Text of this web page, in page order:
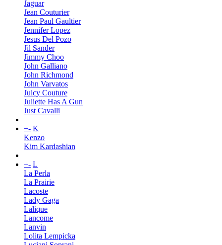
Jaguar
Jean Couturier
Jean Paul Gaultier
Jennifer Lopez
Jesus Del Pozo
Jil Sander
Jimmy Choo
John Galliano
John Richmond
John Varvatos
Juicy Couture
Juliette Has A Gun
Just Cavalli
+- K
Kenzo
Kim Kardashian
+- L
La Perla
La Prairie
Lacoste
Lady Gaga
Lalique
Lancome
Lanvin
Lolita Lempicka